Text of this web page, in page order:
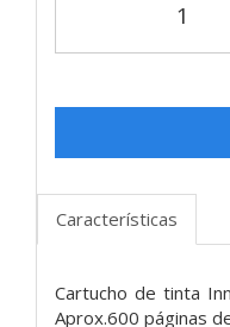
Características
Cartucho de tinta
Aprox.600 páginas